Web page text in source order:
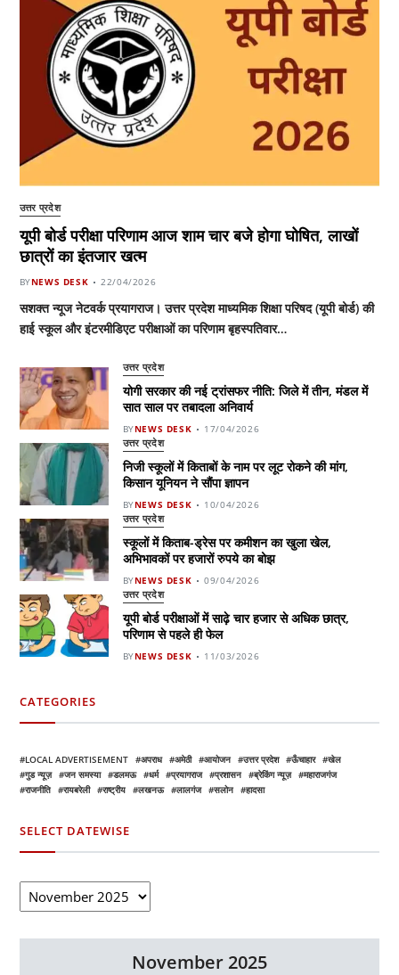
उत्तर प्रदेश
यूपी बोर्ड परीक्षा परिणाम आज शाम चार बजे होगा घोषित, लाखों
छात्रों का इंतजार खत्म
BYNEWS DESK 22/04/2026
सशक्त न्यूज नेटवर्क प्रयागराज। उत्तर प्रदेश माध्यमिक शिक्षा परिषद (यूपी बोर्ड) की
हाई स्कूल और इंटरमीडिएट परीक्षाओं का परिणाम बृहस्पतिवार…
उत्तर प्रदेश
योगी सरकार की नई ट्रांसफर नीति: जिले में तीन, मंडल में
सात साल पर तबादला अनिवार्य
BYNEWS DESK 17/04/2026
उत्तर प्रदेश
निजी स्कूलों में किताबों के नाम पर लूट रोकने की मांग,
किसान यूनियन ने सौंपा ज्ञापन
BYNEWS DESK 10/04/2026
उत्तर प्रदेश
स्कूलों में किताब-ड्रेस पर कमीशन का खुला खेल,
अभिभावकों पर हजारों रुपये का बोझ
BYNEWS DESK 09/04/2026
उत्तर प्रदेश
यूपी बोर्ड परीक्षाओं में साढ़े चार हजार से अधिक छात्र,
परिणाम से पहले ही फेल
BYNEWS DESK 11/03/2026
CATEGORIES
LOCAL ADVERTISEMENT अपराध अमेठी आयोजन उत्तर प्रदेश ऊँचाहार
खेल
गुड न्यूज़
जन समस्या डलमऊ धर्म प्रयागराज प्रशासन ब्रेकिंग न्यूज़
महाराजगंज
राजनीति
रायबरेली राष्ट्रीय लखनऊ लालगंज सलोन हादसा
SELECT DATEWISE
November 2025